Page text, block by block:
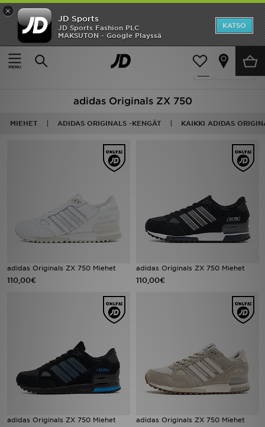
×
JD Sports
JD Sports Fashion PLC
MAKSUTON - Google Playssä
KATSO
Etusivu
Adidas Originals ZX 750
Suodata
9 tuotetta
adidas Originals ZX 750
MIEHET ADIDAS ORIGINALS -KENGÄT KAIKKI ADIDAS
adidas Originals ZX 750 Miehet
110,00€
adidas Originals ZX 750 Miehet
110,00€
adidas Originals ZX 750 Miehet adidas Originals ZX 750 Miehet
Etusivu
Ale
Miehet
Tuotemerkit
Inspiroidu
Jalkapallo
Minun viestini